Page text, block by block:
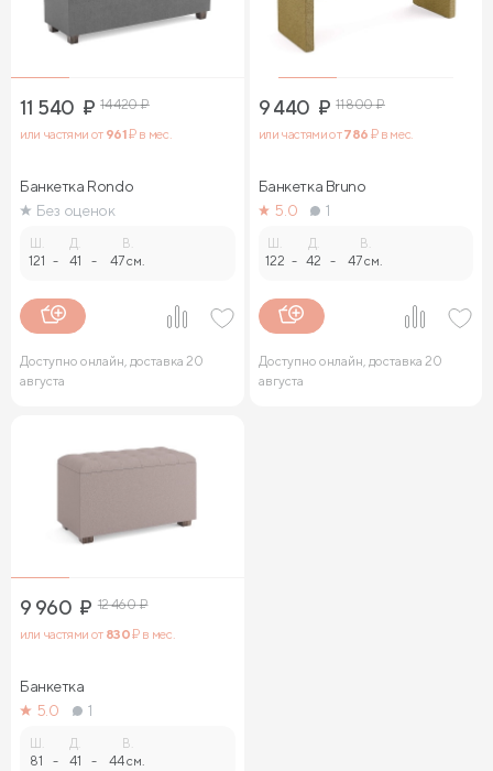
11 540 ₽ 14 420₽
или частями от 961₽ в мес.
Банкетка Rondo
Без оценок
121 -
Д.
41 -
В.
47 см.
Доступно онлайн, доставка 20
августа
9 440 ₽ 11 800₽
или частями от786 ₽ в мес.
Банкетка Bruno
5.0
1
122 -
Д.
42 -
В.
47 см.
Доступно онлайн, доставка 20
августа
9 960 ₽ 12 460₽
или частями от 830₽ в мес.
Банкетка
5.0
1
81 -
Д.
41 -
В.
44 см.